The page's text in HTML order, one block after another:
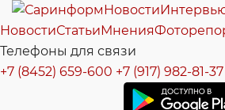
Новости
НовостиСтатьиМнения
Телефоны для связи
+7 (8452) 659-600 +7 (917) 982-81-37